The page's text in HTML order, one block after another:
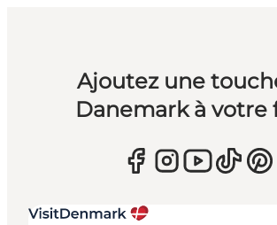
Ajoutez une
Danemark à votre